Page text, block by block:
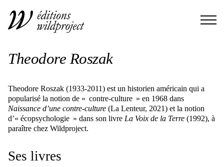
Theodore Roszak
Theodore Roszak (1933-2011) est un historien américain qui a
popularisé la notion de « contre-culture » en 1968 dans
Naissance d’une contre-culture (La Lenteur, 2021) et la notion
d’« écopsychologie » dans son livre La Voix de la Terre (1992), à
paraître chez Wildproject.
Ses livres